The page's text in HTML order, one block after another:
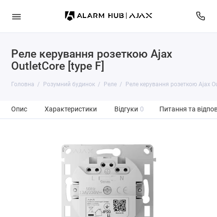
Реле керування розеткою Ajax
OutletCore [type F]
Головна Розумний будинок Реле Реле керування розеткою Ajax
Опис Характеристики Відгуки 0 Питання та